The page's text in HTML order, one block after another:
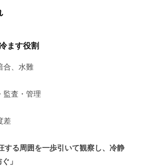
ます役割
合、水難
監査・管理
差
する周囲を一歩引いて観察し、冷静
」